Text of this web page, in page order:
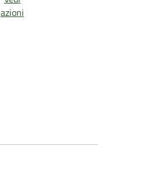
azioni